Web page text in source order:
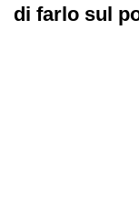
di farlo sul